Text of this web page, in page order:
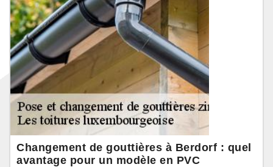
Changement de gouttières à Berdorf : quel
avantage pour un modèle en PVC